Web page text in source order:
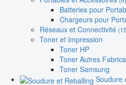
Batteries pour
Chargeurs pour
Réseaux et Connectivité
Toner et Impression
Toner HP
Toner Autres
Toner Samsung
Soudure